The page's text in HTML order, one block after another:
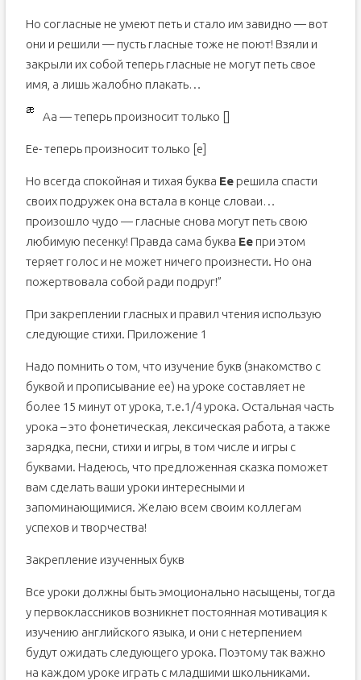
Но согласные не умеют петь и стало им завидно — вот
они и решили — пусть гласные тоже не поют! Взяли и
закрыли их собой теперь гласные не могут петь свое
имя, а лишь жалобно плакать…
Aa — теперь произносит только []
Ee- теперь произносит только [e]
Но всегда спокойная и тихая буква Eeрешила спасти
своих подружек она встала в конце словаи…
произошло чудо — гласные снова могут петь свою
любимую песенку! Правда сама буква Еепри этом
теряет голос и не может ничего произнести. Но она
пожертвовала собой ради подруг!”
При закреплении гласных и правил чтения использую
следующие стихи. Приложение 1
Надо помнить о том, что изучение букв (знакомство с
буквой и прописывание ее) на уроке составляет не
более 15 минут от урока, т.е.1/4 урока. Остальная часть
урока – это фонетическая, лексическая работа, а также
зарядка, песни, стихи и игры, в том числе и игры с
буквами. Надеюсь, что предложенная сказка поможет
вам сделать ваши уроки интересными и
запоминающимися. Желаю всем своим коллегам
успехов и творчества!
Закрепление изученных букв
Все уроки должны быть эмоционально насыщены, тогда
у первоклассников возникнет постоянная мотивация к
изучению английского языка, и они с нетерпением
будут ожидать следующего урока. Поэтому так важно
на каждом уроке играть с младшими школьниками.